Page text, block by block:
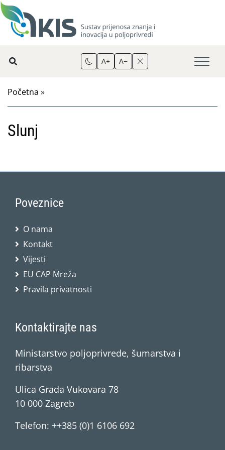
A+ A−
Početna »
Slunj
Poveznice
O nama
Kontakt
Vijesti
EU CAP Mreža
Pravila privatnosti
Kontaktirajte nas
Ministarstvo poljoprivrede, šumarstva i
ribarstva
Ulica Grada Vukovara 78
10 000 Zagreb
Telefon: ++385 (0)1 6106 692